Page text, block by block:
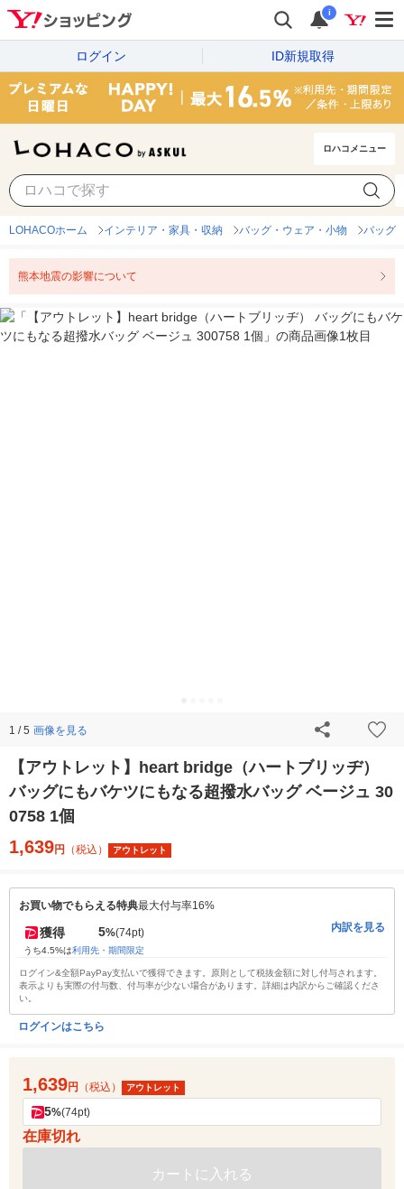
i
ログイン ID新規取得
ロハコメニュー
LOHACOホーム インテリア・家具・収納 バッグ・ウェア・小物 バッグ
熊本地震の影響について
1 / 5 画像を見る
【アウトレット】heart bridge（ハートブリッヂ）
バッグにもバケツにもなる超撥水バッグ ベージュ 30
0758 1個
1,639円 （税込） アウトレット
お買い物でもらえる特典最大付与率16%
獲得 5%(74pt)
うち4.5%は利用先・期間限定
内訳を見る
ログイン&全額PayPay支払いで獲得できます。原則として税抜金額に対し付与されます。
表示よりも実際の付与数、付与率が少ない場合があります。詳細は内訳からご確認くださ
い。
ログインはこちら
1,639円 （税込） アウトレット
5%(74pt)
在庫切れ
カートに入れる